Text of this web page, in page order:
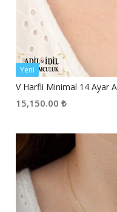
Yeni
V Harfli Minimal 14 Ayar
15,150.00 ₺